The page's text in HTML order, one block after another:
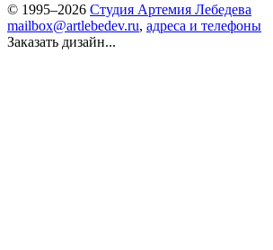
© 1995–2026 Студия Артемия Лебедева
mailbox@artlebedev.ru, адреса и телефоны
Заказать дизайн...